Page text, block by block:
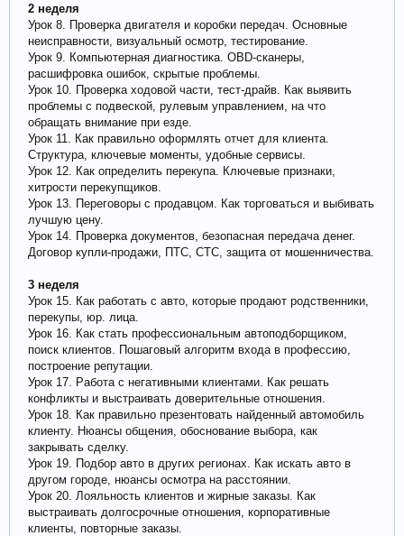
2 неделя
Урок 8. Проверка двигателя и коробки передач. Основные
неисправности, визуальный осмотр, тестирование.
Урок 9. Компьютерная диагностика. OBD-сканеры,
расшифровка ошибок, скрытые проблемы.
Урок 10. Проверка ходовой части, тест-драйв. Как выявить
проблемы с подвеской, рулевым управлением, на что
обращать внимание при езде.
Урок 11. Как правильно оформлять отчет для клиента.
Структура, ключевые моменты, удобные сервисы.
Урок 12. Как определить перекупа. Ключевые признаки,
хитрости перекупщиков.
Урок 13. Переговоры с продавцом. Как торговаться и выбивать
лучшую цену.
Урок 14. Проверка документов, безопасная передача денег.
Договор купли-продажи, ПТС, СТС, защита от мошенничества.
3 неделя
Урок 15. Как работать с авто, которые продают родственники,
перекупы, юр. лица.
Урок 16. Как стать профессиональным автоподборщиком,
поиск клиентов. Пошаговый алгоритм входа в профессию,
построение репутации.
Урок 17. Работа с негативными клиентами. Как решать
конфликты и выстраивать доверительные отношения.
Урок 18. Как правильно презентовать найденный автомобиль
клиенту. Нюансы общения, обоснование выбора, как
закрывать сделку.
Урок 19. Подбор авто в других регионах. Как искать авто в
другом городе, нюансы осмотра на расстоянии.
Урок 20. Лояльность клиентов и жирные заказы. Как
выстраивать долгосрочные отношения, корпоративные
клиенты, повторные заказы.